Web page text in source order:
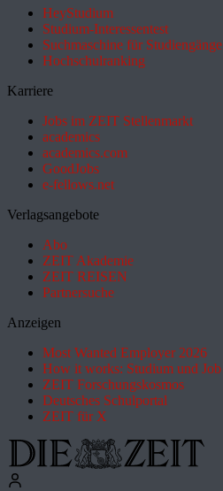
HeyStudium
Studium-Interessentest
Suchmaschine für Studiengänge
Hochschulranking
Karriere
Jobs im ZEIT Stellenmarkt
academics
academics.com
GoodJobs
e-fellows.net
Verlagsangebote
Abo
ZEIT Akademie
ZEIT REISEN
Partnersuche
Anzeigen
Most Wanted Employer 2026
How it works: Studium und Job
ZEIT Forschungskosmos
Deutsches Schulportal
ZEIT für X